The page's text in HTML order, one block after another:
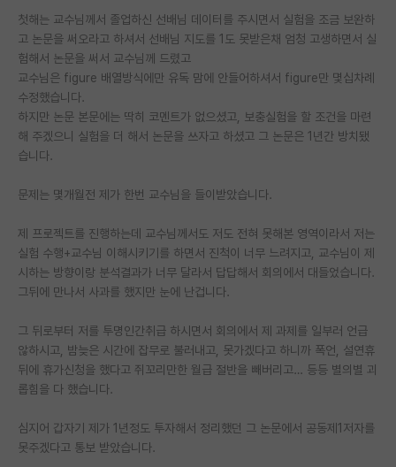
PI 전용 게시판
인문사회 계열 게시판
특수/전문대학원 게시판
반도체/AI 게시판
학술 정보 게시판
홍보 게시판
커리어
이벤트
반도체 아카데미
첫해는 교수님께서 졸업하신 선배님 데이터를 주시면서 실험을 조금 보완하
고 논문을 써오라고 하셔서 선배님 지도를 1도 못받은채 엄청 고생하면서 실
험해서 논문을 써서 교수님께 드렸고
교수님은 figure 배열방식에만 유독 맘에 안들어하셔서 figure만 몇십차례
수정했습니다.
하지만 논문 본문에는 딱히 코멘트가 없으셨고, 보충실험을 할 조건을 마련
해 주겠으니 실험을 더 해서 논문을 쓰자고 하셨고 그 논문은 1년간 방치됐
습니다.
문제는 몇개월전 제가 한번 교수님을 들이받았습니다.
제 프로젝트를 진행하는데 교수님께서도 저도 전혀 못해본 영역이라서 저는
실험 수행+교수님 이해시키기를 하면서 진척이 너무 느려지고, 교수님이 제
시하는 방향이랑 분석결과가 너무 달라서 답답해서 회의에서 대들었습니다.
그뒤에 만나서 사과를 했지만 눈에 난겁니다.
그 뒤로부터 저를 투명인간취급 하시면서 회의에서 제 과제를 일부러 언급
않하시고, 밤늦은 시간에 잡무로 불러내고, 못가겠다고 하니까 폭언, 설연휴
뒤에 휴가신청을 했다고 쥐꼬리만한 월급 절반을 빼버리고… 등등 별의별 괴
롭힘을 다 했습니다.
심지어 갑자기 제가 1년정도 투자해서 정리했던 그 논문에서 공동제1저자를
못주겠다고 통보 받았습니다.